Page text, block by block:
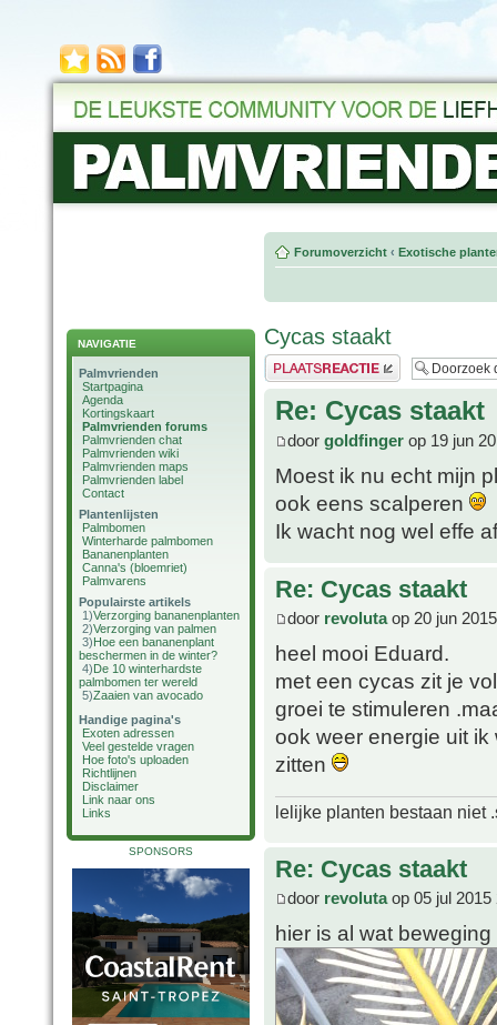
NAVIGATIE
Palmvrienden
Startpagina
Agenda
Kortingskaart
Palmvrienden forums
Palmvrienden chat
Palmvrienden wiki
Palmvrienden maps
Palmvrienden label
Contact
Plantenlijsten
Palmbomen
Winterharde palmbomen
Bananenplanten
Canna's (bloemriet)
Palmvarens
Populairste artikels
1)Verzorging bananenplanten
2)Verzorging van palmen
3)Hoe een bananenplant
beschermen in de winter?
4)De 10 winterhardste
palmbomen ter wereld
5)Zaaien van avocado
Handige pagina's
Exoten adressen
Veel gestelde vragen
Hoe foto's uploaden
Richtlijnen
Disclaimer
Link naar ons
Links
SPONSORS
Forumoverzicht ‹ Exotische
Cycas staakt
Plaats een reactie
Re: Cycas staakt
door goldfinger op 19 jun
Moest ik nu echt mijn
ook eens scalperen
Ik wacht nog wel effe
Re: Cycas staakt
door revolutaop 20 jun
heel mooi Eduard.
met een cycas zit je
groei te stimuleren
ook weer energie uit
zitten
lelijke planten bestaan niet
Re: Cycas staakt
door revolutaop 05 jul 2015
hier is al wat beweging